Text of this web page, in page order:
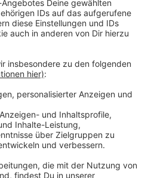
Laufenden
mit unserem kostenlosen
Ob Nachrichten,
neuesten Aktionen - wir
dich.
anmelden